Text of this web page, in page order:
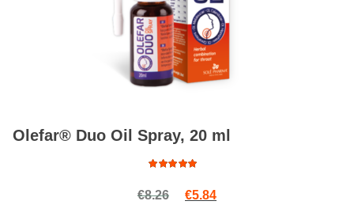
Olefar® Duo Oil Spray, 20 ml
4.89
из
€8.26 Первоначальная цена
€5.84Текущая цена: €5.84.